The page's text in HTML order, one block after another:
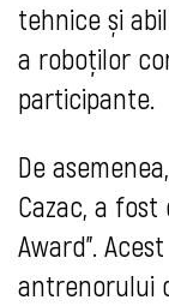
tehnice și
a roboților
participante.
De
Cazac, a
Award”.
antrenorului